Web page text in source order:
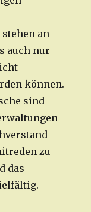
an
auch nur
können.
sind
zu
das